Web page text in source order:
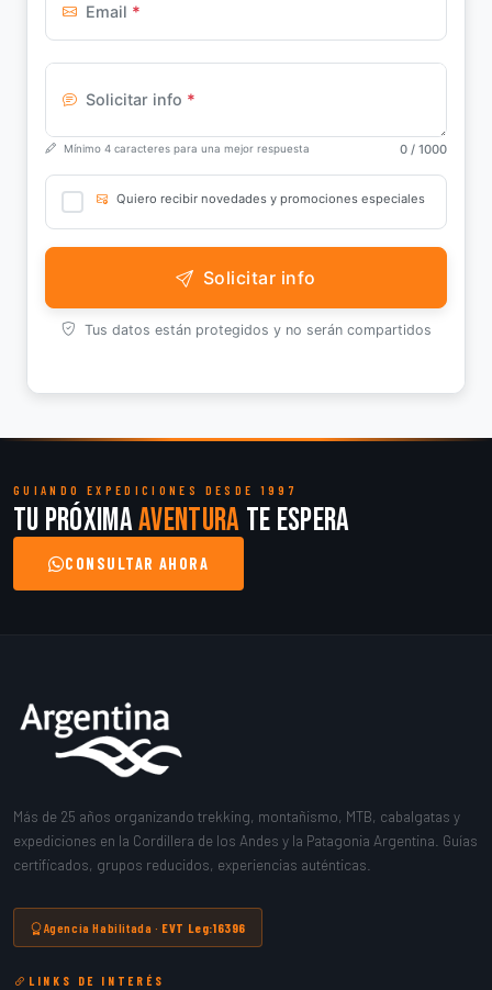
Email *
Solicitar info *
Mínimo 4 caracteres para una mejor respuesta 0 / 1000
Quiero recibir novedades y promociones especiales
Solicitar info
Tus datos están protegidos y no serán compartidos
GUIANDO EXPEDICIONES DESDE 1997
Tu próximaaventura te espera
CONSULTAR AHORA
Más de 25 años organizando trekking, montañismo, MTB, cabalgatas y
expediciones en la Cordillera de los Andes y la Patagonia Argentina. Guías
certificados, grupos reducidos, experiencias auténticas.
Agencia Habilitada · EVT Leg:16396
LINKS DE INTERÉS